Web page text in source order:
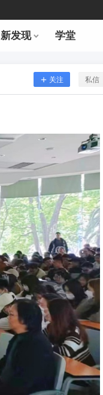
新发现 学堂
关注 私信
2023/3/16